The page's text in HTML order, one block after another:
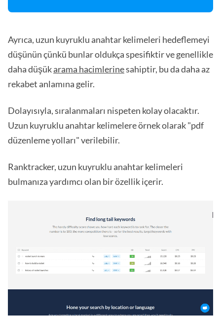
Ayrıca, uzun kuyruklu anahtar kelimeleri hedeflemeyi
düşünün çünkü bunlar oldukça spesifiktir ve genellikle
daha düşükarama hacimlerinesahiptir, bu da daha az
rekabet anlamına gelir.
Dolayısıyla, sıralanmaları nispeten kolay olacaktır.
Uzun kuyruklu anahtar kelimelere örnek olarak "pdf
düzenleme yolları" verilebilir.
Ranktracker, uzun kuyruklu anahtar kelimeleri
bulmanıza yardımcı olan bir özellik içerir.